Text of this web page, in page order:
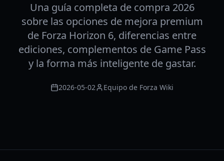
Una guía completa de compra 2026
sobre las opciones de mejora premium
de Forza Horizon 6, diferencias entre
ediciones, complementos de Game Pass
y la forma más inteligente de gastar.
2026-05-02 Equipo de Forza Wiki